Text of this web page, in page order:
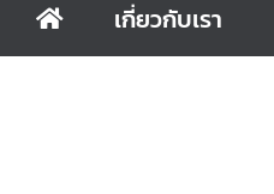
เกี่ยวกับเรา